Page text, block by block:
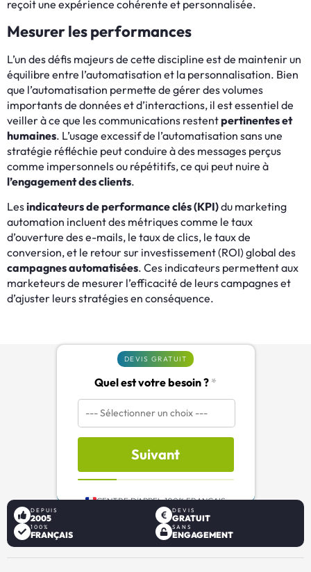
reçoit une expérience cohérente et personnalisée.
Mesurer les performances
L’un des défis majeurs de cette discipline est de maintenir un
équilibre entre l’automatisation et la personnalisation. Bien
que l’automatisation permette de gérer des volumes
importants de données et d’interactions, il est essentiel de
veiller à ce que les communications restentpertinentes et
humaines. L’usage excessif de l’automatisation sans une
stratégie réfléchie peut conduire à des messages perçus
comme impersonnels ou répétitifs, ce qui peut nuire à
l’engagement des clients.
Lesindicateurs de performance clés (KPI)du marketing
automation incluent des métriques comme le taux
d’ouverture des e-mails, le taux de clics, le taux de
conversion, et le retour sur investissement (ROI) global des
campagnes automatisées. Ces indicateurs permettent aux
marketeurs de mesurer l’efficacité de leurs campagnes et
d’ajuster leurs stratégies en conséquence.
DEVIS GRATUIT
Quel est votre besoin ? *
Suivant
CENTRE D'APPEL 100% FRANÇAIS
DEPUIS
2005
DEVIS
GRATUIT
100%
FRANÇAIS
SANS
ENGAGEMENT